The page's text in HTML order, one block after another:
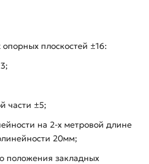
плоскостей ±16:
части ±5;
на 2-х метровой длине
20мм;
положения закладных